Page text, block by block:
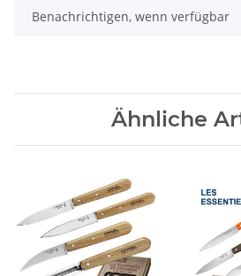
Benachrichtigen, wenn verfügbar
Ähnliche